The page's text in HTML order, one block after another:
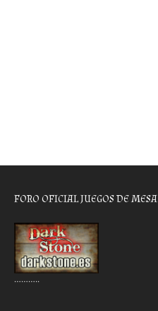
FORO OFICIAL JUEGOS DE MESA
………..